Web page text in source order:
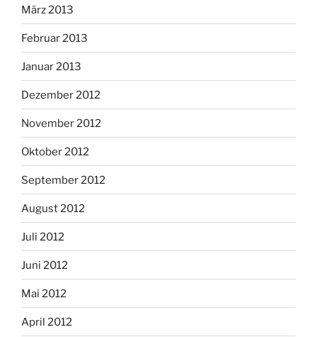
März 2013
Februar 2013
Januar 2013
Dezember 2012
November 2012
Oktober 2012
September 2012
August 2012
Juli 2012
Juni 2012
Mai 2012
April 2012